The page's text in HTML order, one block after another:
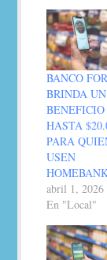
BANCO
BRINDA
HASTA
PARA
USEN
abril 1, 2026
En "Local"